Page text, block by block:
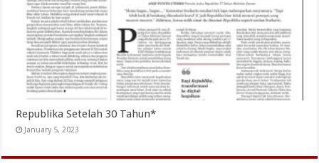
Republika Setelah 30 Tahun*
January 5, 2023